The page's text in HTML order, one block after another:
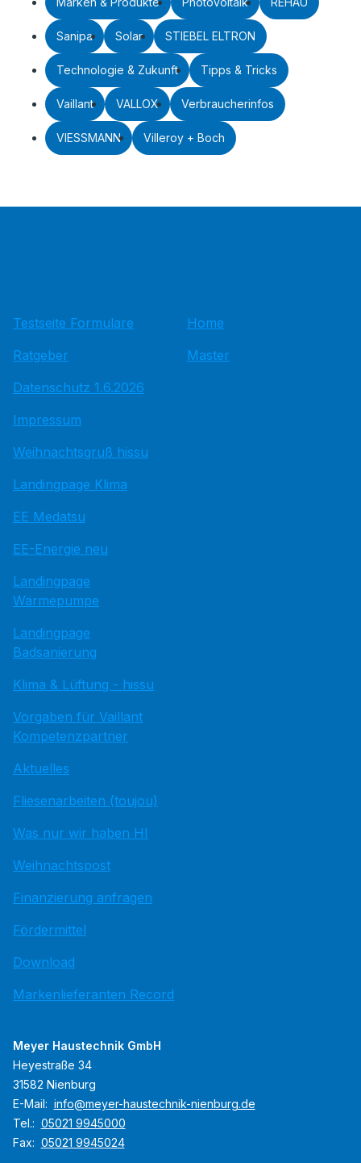
Sanipa Solar STIEBEL ELTRON
Technologie & Zukunft Tipps & Tricks
Vaillant VALLOX Verbraucherinfos
VIESSMANN Villeroy + Boch
Testseite Formulare
Ratgeber
Datenschutz 1.6.2026
Impressum
Weihnachtsgruß hissu
Landingpage Klima
EE Medatsu
EE-Energie neu
Landingpage
Wärmepumpe
Landingpage
Badsanierung
Klima & Lüftung - hissu
Vorgaben für Vaillant
Kompetenzpartner
Aktuelles
Fliesenarbeiten (toujou)
Was nur wir haben HI
Weihnachtspost
Finanzierung anfragen
Fördermittel
Download
Markenlieferanten Record
Home
Master
Meyer Haustechnik GmbH
Heyestraße 34
31582 Nienburg
E-Mail: info@meyer-haustechnik-nienburg.de
Tel.: 05021 9945000
Fax: 05021 9945024